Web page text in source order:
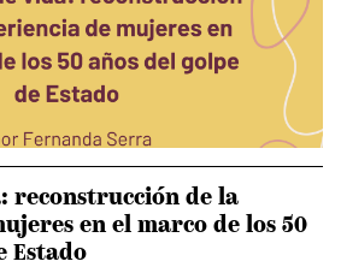
reconstrucción de la
en el marco de los 50
Estado